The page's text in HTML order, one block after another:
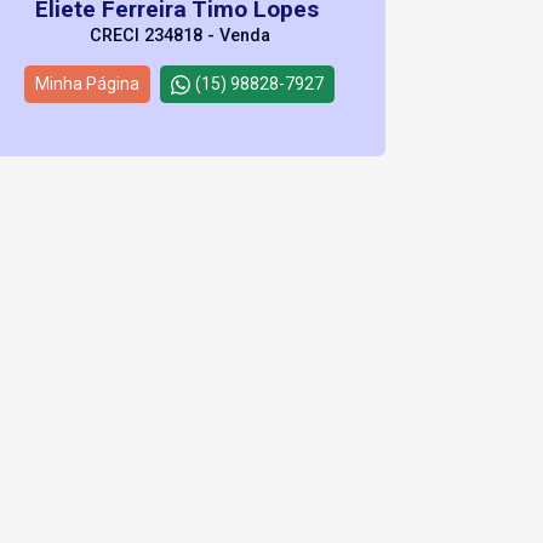
Eliete Ferreira Timo Lopes
CRECI 234818 - Venda
Minha Página (15) 98828-7927